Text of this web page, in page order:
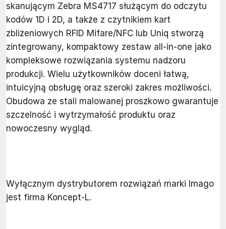
skanującym Zebra MS4717 służącym do odczytu
kodów 1D i 2D, a także z czytnikiem kart
zbliżeniowych RFID Mifare/NFC lub Uniq stworzą
zintegrowany, kompaktowy zestaw all-in-one jako
kompleksowe rozwiązania systemu nadzoru
produkcji. Wielu użytkowników doceni łatwą,
intuicyjną obsługę oraz szeroki zakres możliwości.
Obudowa ze stali malowanej proszkowo gwarantuje
szczelność i wytrzymałość produktu oraz
nowoczesny wygląd.
Wyłącznym dystrybutorem rozwiązań marki Imago
jest firma Koncept-L.